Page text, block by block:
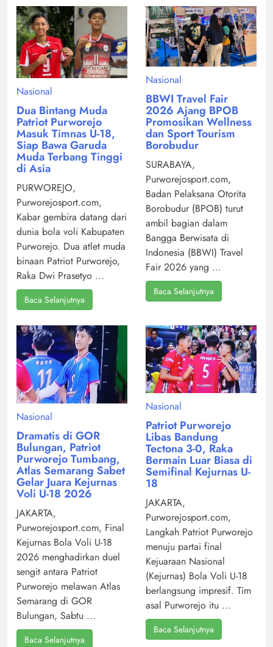
Nasional
Dua Bintang Muda
Patriot Purworejo
Masuk Timnas U-18,
Siap Bawa Garuda
Muda Terbang Tinggi
di Asia
PURWOREJO,
Purworejosport.com,
Kabar gembira datang dari
dunia bola voli Kabupaten
Purworejo. Dua atlet muda
binaan Patriot Purworejo,
Raka Dwi Prasetyo ...
Baca Selanjutnya
Nasional
BBWI Travel Fair
2026 Ajang BPOB
Promosikan Wellness
dan Sport Tourism
Borobudur
SURABAYA,
Purworejosport.com,
Badan Pelaksana Otorita
Borobudur (BPOB) turut
ambil bagian dalam
Bangga Berwisata di
Indonesia (BBWI) Travel
Fair 2026 yang ...
Baca Selanjutnya
Nasional
Dramatis di GOR
Bulungan, Patriot
Purworejo Tumbang,
Atlas Semarang Sabet
Gelar Juara Kejurnas
Voli U-18 2026
JAKARTA,
Purworejosport.com, Final
Kejurnas Bola Voli U-18
2026 menghadirkan duel
sengit antara Patriot
Purworejo melawan Atlas
Semarang di GOR
Bulungan, Sabtu ...
Baca Selanjutnya
Nasional
Patriot Purworejo
Libas Bandung
Tectona 3-0, Raka
Bermain Luar Biasa di
Semifinal Kejurnas U-
18
JAKARTA,
Purworejosport.com,
Langkah Patriot Purworejo
menuju partai final
Kejuaraan Nasional
(Kejurnas) Bola Voli U-18
berlangsung impresif. Tim
asal Purworejo itu ...
Baca Selanjutnya